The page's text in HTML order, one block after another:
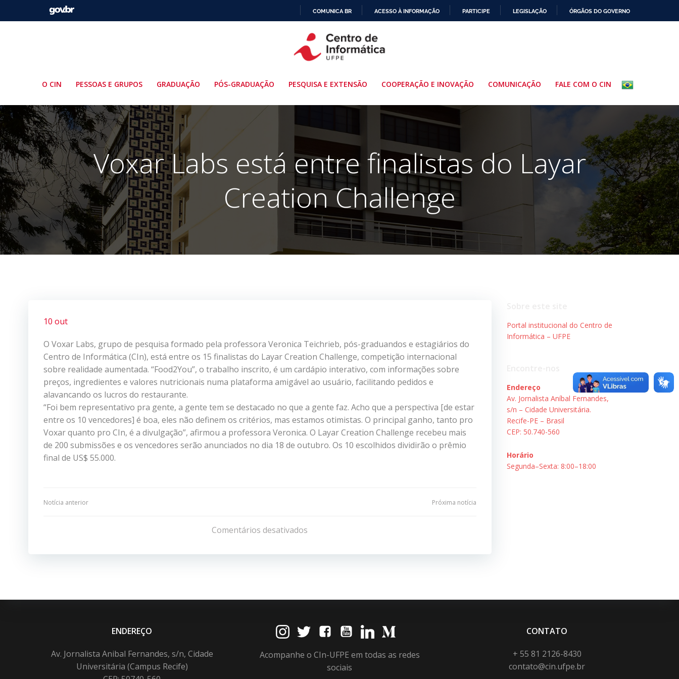
PARA
O
COMUNICA BR ACESSO À INFORMAÇÃO PARTICIPE LEGISLAÇÃO ÓRGÃOS DO GOVERNO
O CIN PESSOAS E GRUPOS GRADUAÇÃO PÓS-GRADUAÇÃO PESQUISA E EXTENSÃO COOPERAÇÃO E INOVAÇÃO COMUNICAÇÃO FALE COM O CIN
Voxar Labs está entre finalistas do Layar
Creation Challenge
10 out
O Voxar Labs, grupo de pesquisa formado pela professora Veronica Teichrieb, pós-graduandos e estagiários do
Centro de Informática (CIn), está entre os 15 finalistas do Layar Creation Challenge, competição internacional
sobre realidade aumentada. “Food2You”, o trabalho inscrito, é um cardápio interativo, com informações sobre
preços, ingredientes e valores nutricionais numa plataforma amigável ao usuário, facilitando pedidos e
alavancando os lucros do restaurante.
“Foi bem representativo pra gente, a gente tem se destacado no que a gente faz. Acho que a perspectiva [de estar
entre os 10 vencedores] é boa, eles não definem os critérios, mas estamos otimistas. O principal ganho, tanto pro
Voxar quanto pro CIn, é a divulgação”, afirmou a professora Veronica. O Layar Creation Challenge recebeu mais
de 200 submissões e os vencedores serão anunciados no dia 18 de outubro. Os 10 escolhidos dividirão o prêmio
final de US$ 55.000.
Navegação
Post
Notícia anterior
de
Post
Próxima notícia
Comentários desativados
Portal institucional do Centro de
Informática – UFPE
Endereço
Av. Jornalista Aníbal Fernandes,
s/n – Cidade Universitária.
Recife-PE – Brasil
CEP: 50.740-560
Horário
Segunda–Sexta: 8:00–18:00
ENDEREÇO
Av. Jornalista Anibal Fernandes, s/n, Cidade
Universitária (Campus Recife)
Acompanhe o CIn-UFPE em todas as redes
sociais
CONTATO
+ 55 81 2126-8430
contato@cin.ufpe.br